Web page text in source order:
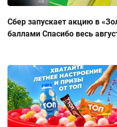
Сбер запускает акцию в
баллами Спасибо весь